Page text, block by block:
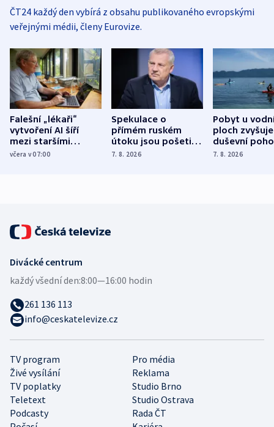
ČT24 každý den vybírá z obsahu publikovaného evropskými
veřejnými médii, členy Eurovize.
Falešní „lékaři“
vytvoření AI šíří
mezi staršími
Poláky nebezpečné
včera v 07:00
Spekulace o
přímém ruském
útoku jsou pošetilé,
míní estonský
7. 8. 2026
Pobyt u
ploch zvyšuje
duševní
ukázala
7. 8. 2026
TV program
Pro média
Živé vysílání
Reklama
TV poplatky
Studio Brno
Teletext
Studio Ostrava
Podcasty
Rada ČT
Divácké centrum
každý všední den:8:00—16:00 hodin
261 136 113
info@ceskatelevize.cz